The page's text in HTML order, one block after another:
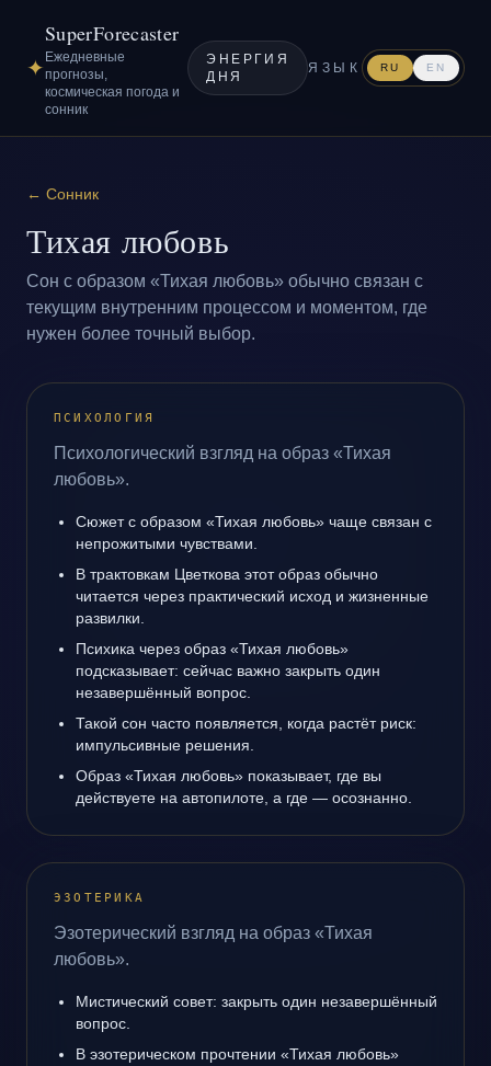
✦
SuperForecaster
Ежедневные
прогнозы,
космическая погода и
сонник
ЭНЕРГИЯ
ДНЯ
ЯЗЫК RU EN
← Сонник
Тихая любовь
Сон с образом «Тихая любовь» обычно связан с
текущим внутренним процессом и моментом, где
нужен более точный выбор.
ПСИХОЛОГИЯ
Психологический взгляд на образ «Тихая
любовь».
Сюжет с образом «Тихая любовь» чаще связан с
непрожитыми чувствами.
В трактовкам Цветкова этот образ обычно
читается через практический исход и жизненные
развилки.
Психика через образ «Тихая любовь»
подсказывает: сейчас важно закрыть один
незавершённый вопрос.
Такой сон часто появляется, когда растёт риск:
импульсивные решения.
Образ «Тихая любовь» показывает, где вы
действуете на автопилоте, а где — осознанно.
ЭЗОТЕРИКА
Эзотерический взгляд на образ «Тихая
любовь».
Мистический совет: закрыть один незавершённый
вопрос.
В эзотерическом прочтении «Тихая любовь»